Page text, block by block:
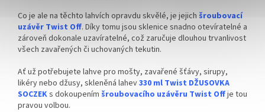
Co je ale na těchto lahvích opravdu skvělé, je jejich šroubovací
uzávěr Twist Off. Díky tomu jsou sklenice snadno otevíratelné a
zároveň dokonale uzavíratelné, což zaručuje dlouhou trvanlivost
všech zavařených či uchovaných tekutin.
Ať už potřebujete lahve pro mošty, zavařené šťávy, sirupy,
likéry nebo džusy, skleněná lahev330 ml Twist DŽUSOVKA
SOCZEKs dokoupením šroubovacího uzávěru Twist Offje tou
pravou volbou.